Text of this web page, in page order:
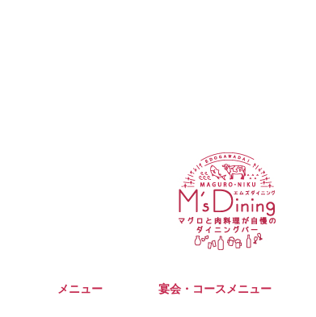
メニュー 宴会・コースメニュー